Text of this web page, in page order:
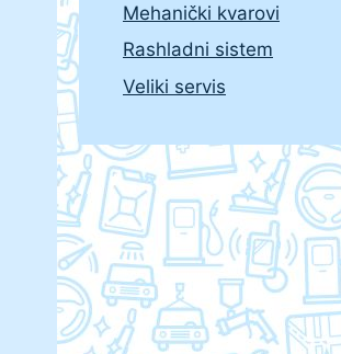
Mehanički kvarovi
Rashladni sistem
Veliki servis